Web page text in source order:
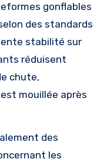
gonflables
des standards
stabilité sur
réduisent
chute,
mouillée après
des
les